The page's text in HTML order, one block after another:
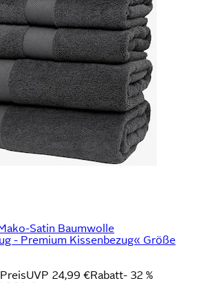
Satin Baumwolle
- Premium Kissenbezug« Größe
UVP 24,99 €Rabatt- 32 %